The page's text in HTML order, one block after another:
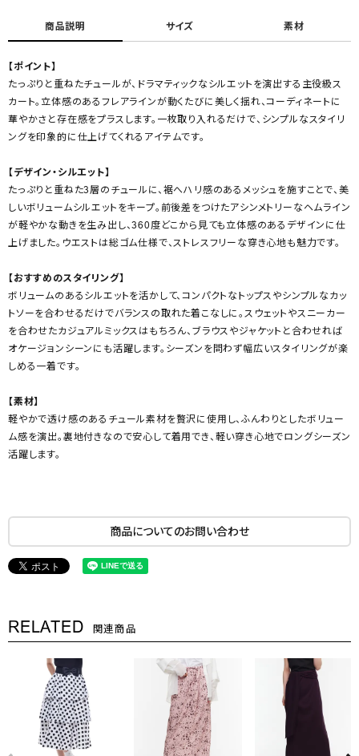
商品説明 サイズ 素材
【ポイント】
たっぷりと重ねたチュールが、ドラマティックなシルエットを演出する主役級ス
カート。立体感のあるフレアラインが動くたびに美しく揺れ、コーディネートに
華やかさと存在感をプラスします。一枚取り入れるだけで、シンプルなスタイリ
ングを印象的に仕上げてくれるアイテムです。
【デザイン・シルエット】
たっぷりと重ねた3層のチュールに、裾へハリ感のあるメッシュを施すことで、美
しいボリュームシルエットをキープ。前後差をつけたアシンメトリーなヘムライン
が軽やかな動きを生み出し、360度どこから見ても立体感のあるデザインに仕
上げました。ウエストは総ゴム仕様で、ストレスフリーな穿き心地も魅力です。
【おすすめのスタイリング】
ボリュームのあるシルエットを活かして、コンパクトなトップスやシンプルなカッ
トソーを合わせるだけでバランスの取れた着こなしに。スウェットやスニーカー
を合わせたカジュアルミックスはもちろん、ブラウスやジャケットと合わせれば
オケージョンシーンにも活躍します。シーズンを問わず幅広いスタイリングが楽
しめる一着です。
【素材】
軽やかで透け感のあるチュール素材を贅沢に使用し、ふんわりとしたボリュー
ム感を演出。裏地付きなので安心して着用でき、軽い穿き心地でロングシーズン
活躍します。
商品についてのお問い合わせ
RELATED 関連商品